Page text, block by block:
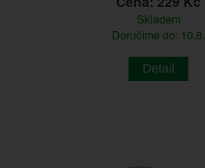
Skladem
Doručíme do: 10.8.
Detail